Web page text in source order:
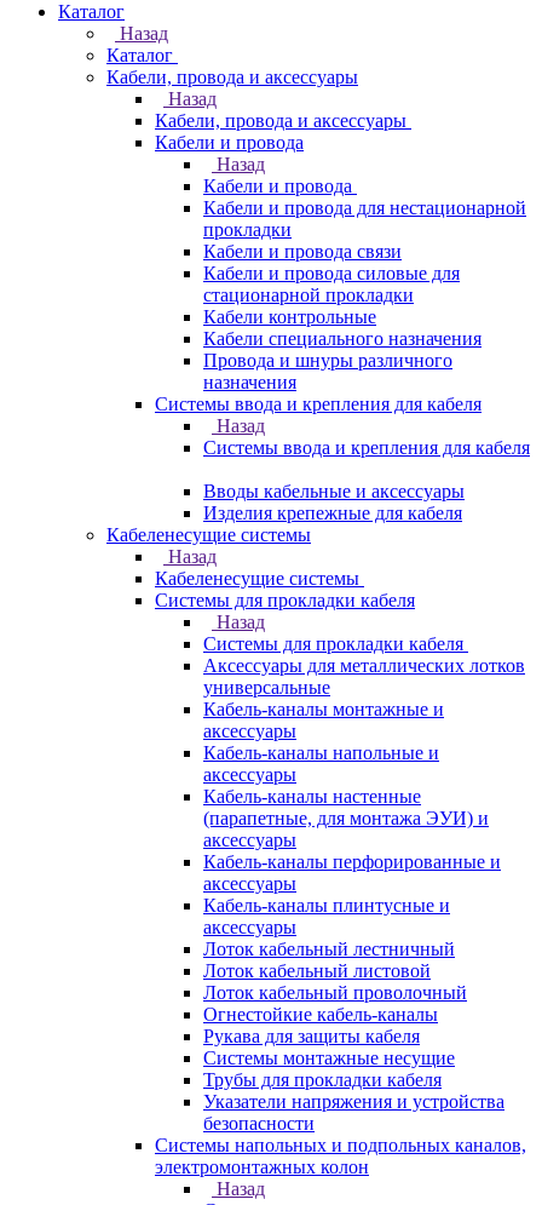
Каталог
Назад
Каталог
Кабели, провода и аксессуары
Назад
Кабели, провода и аксессуары
Кабели и провода
Назад
Кабели и провода
Кабели и провода для нестационарной
прокладки
Кабели и провода связи
Кабели и провода силовые для
стационарной прокладки
Кабели контрольные
Кабели специального назначения
Провода и шнуры различного
назначения
Системы ввода и крепления для кабеля
Назад
Системы ввода и крепления для кабеля
Вводы кабельные и аксессуары
Изделия крепежные для кабеля
Кабеленесущие системы
Назад
Кабеленесущие системы
Системы для прокладки кабеля
Назад
Системы для прокладки кабеля
Аксессуары для металлических лотков
универсальные
Кабель-каналы монтажные и
аксессуары
Кабель-каналы напольные и
аксессуары
Кабель-каналы настенные
(парапетные, для монтажа ЭУИ) и
аксессуары
Кабель-каналы перфорированные и
аксессуары
Кабель-каналы плинтусные и
аксессуары
Лоток кабельный лестничный
Лоток кабельный листовой
Лоток кабельный проволочный
Огнестойкие кабель-каналы
Рукава для защиты кабеля
Системы монтажные несущие
Трубы для прокладки кабеля
Указатели напряжения и устройства
безопасности
Системы напольных и подпольных каналов,
электромонтажных колон
Назад